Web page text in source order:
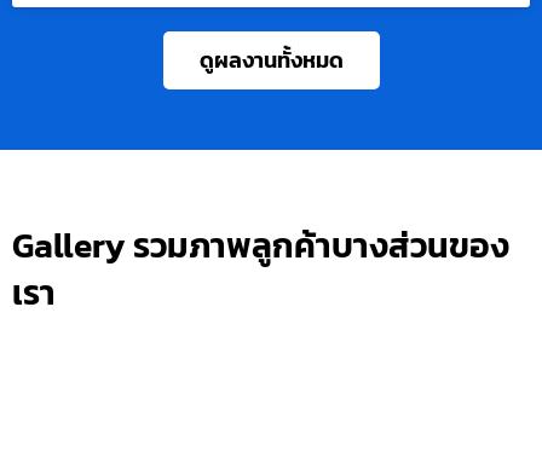
ดูผลงานทั้งหมด
Gallery รวมภาพลูกค้าบางส่วนของ
เรา